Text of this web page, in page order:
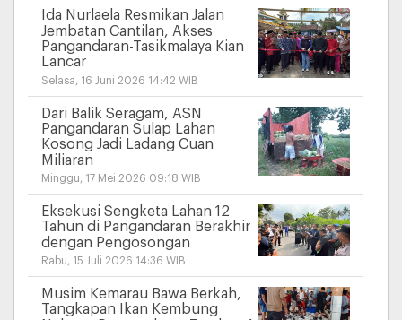
Ida Nurlaela Resmikan Jalan
Jembatan Cantilan, Akses
Pangandaran-Tasikmalaya Kian
Lancar
Selasa, 16 Juni 2026 14:42 WIB
Dari Balik Seragam, ASN
Pangandaran Sulap Lahan
Kosong Jadi Ladang Cuan
Miliaran
Minggu, 17 Mei 2026 09:18 WIB
Eksekusi Sengketa Lahan 12
Tahun di Pangandaran Berakhir
dengan Pengosongan
Rabu, 15 Juli 2026 14:36 WIB
Musim Kemarau Bawa Berkah,
Tangkapan Ikan Kembung